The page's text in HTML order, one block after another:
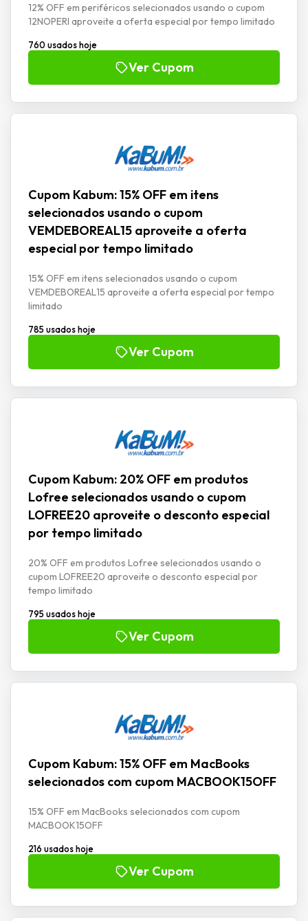
12% OFF em periféricos selecionados usando o cupom
12NOPERI aproveite a oferta especial por tempo limitado
760 usados hoje
Ver Cupom
Cupom Kabum: 15% OFF em itens
selecionados usando o cupom
VEMDEBOREAL15 aproveite a oferta
especial por tempo limitado
15% OFF em itens selecionados usando o cupom
VEMDEBOREAL15 aproveite a oferta especial por tempo
limitado
785 usados hoje
Ver Cupom
Cupom Kabum: 20% OFF em produtos
Lofree selecionados usando o cupom
LOFREE20 aproveite o desconto especial
por tempo limitado
20% OFF em produtos Lofree selecionados usando o
cupom LOFREE20 aproveite o desconto especial por
tempo limitado
795 usados hoje
Ver Cupom
Cupom Kabum: 15% OFF em MacBooks
selecionados com cupom MACBOOK15OFF
15% OFF em MacBooks selecionados com cupom
MACBOOK15OFF
216 usados hoje
Ver Cupom